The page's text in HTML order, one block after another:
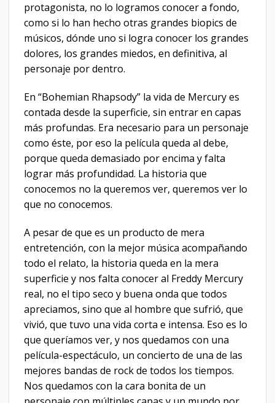
protagonista, no lo logramos conocer a fondo,
como si lo han hecho otras grandes biopics de
músicos, dónde uno si logra conocer los grandes
dolores, los grandes miedos, en definitiva, al
personaje por dentro.
En “Bohemian Rhapsody” la vida de Mercury es
contada desde la superficie, sin entrar en capas
más profundas. Era necesario para un personaje
como éste, por eso la película queda al debe,
porque queda demasiado por encima y falta
lograr más profundidad. La historia que
conocemos no la queremos ver, queremos ver lo
que no conocemos.
A pesar de que es un producto de mera
entretención, con la mejor música acompañando
todo el relato, la historia queda en la mera
superficie y nos falta conocer al Freddy Mercury
real, no el tipo seco y buena onda que todos
apreciamos, sino que al hombre que sufrió, que
vivió, que tuvo una vida corta e intensa. Eso es lo
que queríamos ver, y nos quedamos con una
película-espectáculo, un concierto de una de las
mejores bandas de rock de todos los tiempos.
Nos quedamos con la cara bonita de un